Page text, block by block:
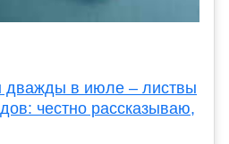
дважды в июле – листвы
честно рассказываю,